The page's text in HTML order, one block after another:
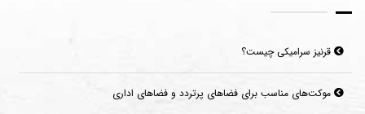
قرنیز سرامیکی چیست؟
موکت‌های مناسب برای فضاهای پرتردد و فضاهای اداری